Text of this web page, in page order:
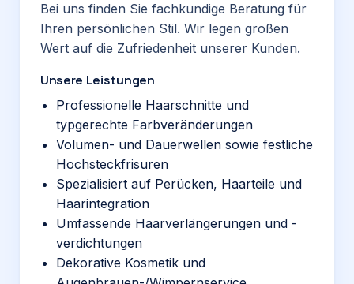
Bei uns finden Sie fachkundige Beratung für
Ihren persönlichen Stil. Wir legen großen
Wert auf die Zufriedenheit unserer Kunden.
Unsere Leistungen
Professionelle Haarschnitte und
typgerechte Farbveränderungen
Volumen- und Dauerwellen sowie festliche
Hochsteckfrisuren
Spezialisiert auf Perücken, Haarteile und
Haarintegration
Umfassende Haarverlängerungen und -
verdichtungen
Dekorative Kosmetik und